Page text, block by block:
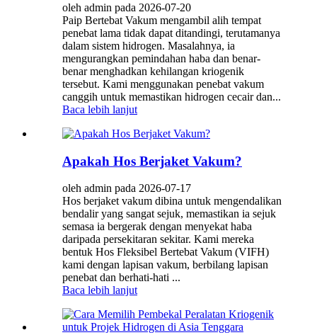
oleh admin pada 2026-07-20
Paip Bertebat Vakum mengambil alih tempat
penebat lama tidak dapat ditandingi, terutamanya
dalam sistem hidrogen. Masalahnya, ia
mengurangkan pemindahan haba dan benar-
benar menghadkan kehilangan kriogenik
tersebut. Kami menggunakan penebat vakum
canggih untuk memastikan hidrogen cecair dan...
Baca lebih lanjut
Apakah Hos Berjaket Vakum?
oleh admin pada 2026-07-17
Hos berjaket vakum dibina untuk mengendalikan
bendalir yang sangat sejuk, memastikan ia sejuk
semasa ia bergerak dengan menyekat haba
daripada persekitaran sekitar. Kami mereka
bentuk Hos Fleksibel Bertebat Vakum (VIFH)
kami dengan lapisan vakum, berbilang lapisan
penebat dan berhati-hati ...
Baca lebih lanjut